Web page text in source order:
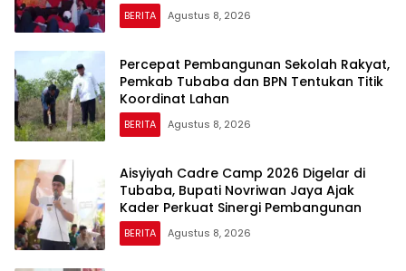
BERITA Agustus 8, 2026
Percepat Pembangunan Sekolah Rakyat,
Pemkab Tubaba dan BPN Tentukan Titik
Koordinat Lahan
BERITA Agustus 8, 2026
Aisyiyah Cadre Camp 2026 Digelar di
Tubaba, Bupati Novriwan Jaya Ajak
Kader Perkuat Sinergi Pembangunan
BERITA Agustus 8, 2026